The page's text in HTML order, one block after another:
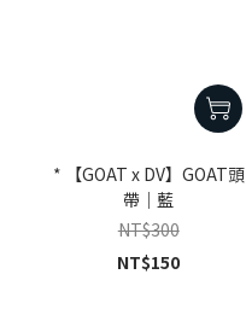
* 【GOAT x DV】GOAT頭
帶｜藍
NT$300
NT$150